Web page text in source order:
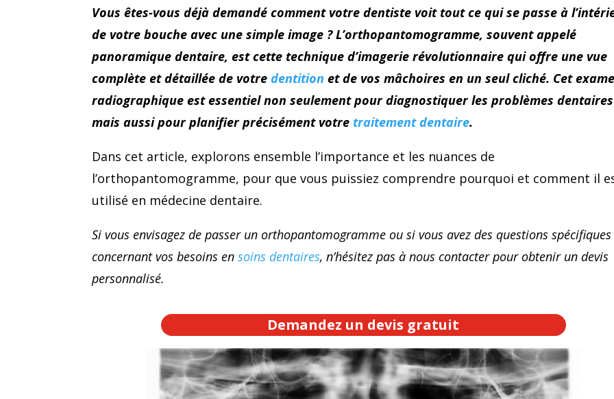
Vous êtes-vous déjà demandé comment votre dentiste voit tout ce qui se passe à
de votre bouche avec une simple image ? L’orthopantomogramme, souvent appelé
panoramique dentaire, est cette technique d’imagerie révolutionnaire qui offre une vue
complète et détaillée de votredentition et de vos mâchoires en un seul cliché. Cet
radiographique est essentiel non seulement pour diagnostiquer les problèmes dentaires
mais aussi pour planifier précisément votre traitement dentaire.
Dans cet article, explorons ensemble l’importance et les nuances de
l’orthopantomogramme, pour que vous puissiez comprendre pourquoi et comment il
utilisé en médecine dentaire.
Si vous envisagez de passer un orthopantomogramme ou si vous avez des questions spécifiques
concernant vos besoins ensoins dentaires, n’hésitez pas à nous contacter pour obtenir un devis
personnalisé.
Demandez un devis gratuit